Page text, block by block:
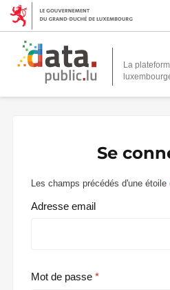
La
Se
Les champs précédés d'une étoile
Adresse email
Mot de passe